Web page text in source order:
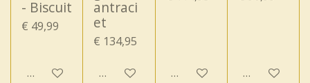
- Biscuit
€ 49,99
In winkelwagen
antraci
et
€ 134,95
Houd mij op de hoogteIn winkelwagen
In